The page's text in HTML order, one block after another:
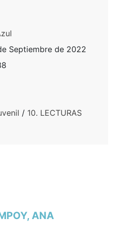
Septiembre de 2022
/ 10. LECTURAS
ANA